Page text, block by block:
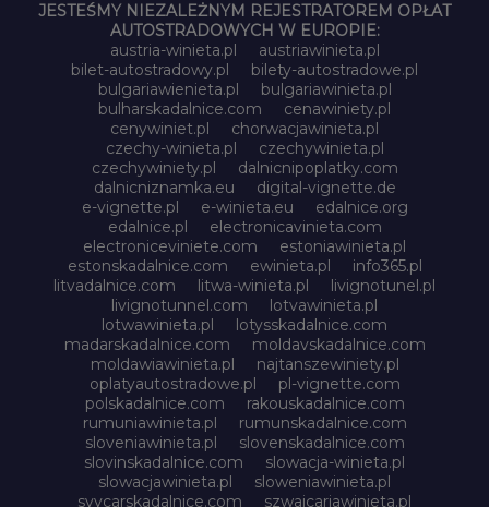
JESTEŚMY NIEZALEŻNYM REJESTRATOREM OPŁAT
AUTOSTRADOWYCH W EUROPIE:
austria-winieta.pl
austriawinieta.pl
bilet-autostradowy.pl
bilety-autostradowe.pl
bulgariawienieta.pl
bulgariawinieta.pl
bulharskadalnice.com
cenawiniety.pl
cenywiniet.pl
chorwacjawinieta.pl
czechy-winieta.pl
czechywinieta.pl
czechywiniety.pl
dalnicnipoplatky.com
dalnicniznamka.eu
digital-vignette.de
e-vignette.pl
e-winieta.eu
edalnice.org
edalnice.pl
electronicavinieta.com
electroniceviniete.com
estoniawinieta.pl
estonskadalnice.com
ewinieta.pl
info365.pl
litvadalnice.com
litwa-winieta.pl
livignotunel.pl
livignotunnel.com
lotvawinieta.pl
lotwawinieta.pl
lotysskadalnice.com
madarskadalnice.com
moldavskadalnice.com
moldawiawinieta.pl
najtanszewiniety.pl
oplatyautostradowe.pl
pl-vignette.com
polskadalnice.com
rakouskadalnice.com
rumuniawinieta.pl
rumunskadalnice.com
sloveniawinieta.pl
slovenskadalnice.com
slovinskadalnice.com
slowacja-winieta.pl
slowacjawinieta.pl
sloweniawinieta.pl
svycarskadalnice.com
szwajcariawinieta.pl